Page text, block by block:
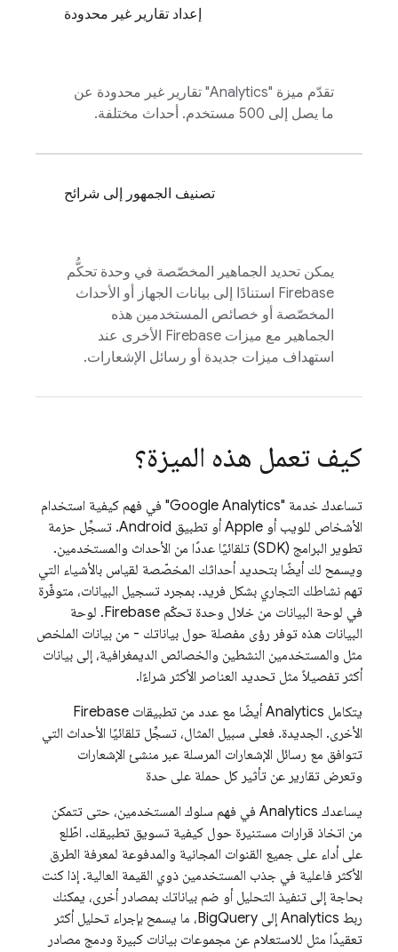
إعداد تقارير غير محدودة
تقدّم ميزة "Analytics" تقارير غير محدودة عن
ما يصل إلى 500 مستخدم. أحداث مختلفة.
تصنيف الجمهور إلى شرائح
يمكن تحديد الجماهير المخصّصة في وحدة تحكُّم
Firebase استنادًا إلى بيانات الجهاز أو الأحداث
المخصّصة أو خصائص المستخدمين هذه
الجماهير مع ميزات Firebase الأخرى عند
استهداف ميزات جديدة أو رسائل الإشعارات.
كيف تعمل هذه الميزة؟
تساعدك خدمة "Google Analytics" في فهم كيفية استخدام
الأشخاص للويب أو Apple أو تطبيق Android. تسجِّل حزمة
تطوير البرامج (SDK) تلقائيًا عددًا من الأحداث والمستخدمين.
ويسمح لك أيضًا بتحديد أحداثك المخصّصة لقياس بالأشياء التي
تهم نشاطك التجاري بشكل فريد. بمجرد تسجيل البيانات، متوفّرة
في لوحة البيانات من خلال وحدة تحكّم Firebase. لوحة
البيانات هذه توفر رؤى مفصلة حول بياناتك - من بيانات الملخص
مثل والمستخدمين النشطين والخصائص الديمغرافية، إلى بيانات
أكثر تفصيلاً مثل تحديد العناصر الأكثر شراءًا.
يتكامل Analytics
أيضًا مع عدد من تطبيقات Firebase
الأخرى. الجديدة. فعلى سبيل المثال، تسجِّل تلقائيًا الأحداث التي
تتوافق مع رسائل الإشعارات المرسلة عبر منشئ الإشعارات
وتعرض تقارير عن تأثير كل حملة على حدة
يساعدك Analytics في فهم سلوك المستخدمين، حتى تتمكن
من اتخاذ قرارات مستنيرة حول كيفية تسويق تطبيقك. اطّلع
على أداء على جميع القنوات المجانية والمدفوعة لمعرفة الطرق
الأكثر فاعلية في جذب المستخدمين ذوي القيمة العالية. إذا كنت
بحاجة إلى تنفيذ التحليل أو ضم بياناتك بمصادر أخرى، يمكنك
ربط Analytics
إلى BigQuery، ما يسمح بإجراء تحليل أكثر
تعقيدًا مثل للاستعلام عن مجموعات بيانات كبيرة ودمج مصادر